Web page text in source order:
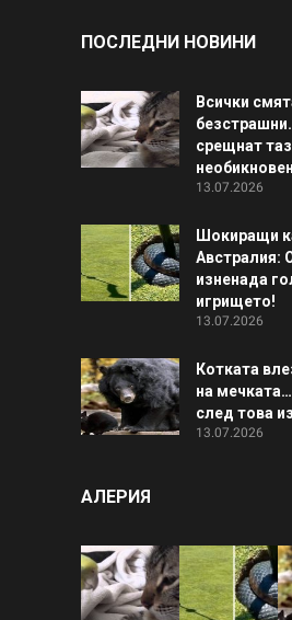
ПОСЛЕДНИ НОВИНИ
Всички
срещнат
13.07.2026
Шокиращи
Австралия:
изненада
игрището!
13.07.2026
Котката
на
след това
13.07.2026
АЛЕРИЯ